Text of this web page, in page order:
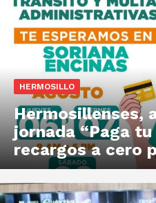
HERMOSILLO
Hermosillenses,
jornada “Paga
recargos a cero